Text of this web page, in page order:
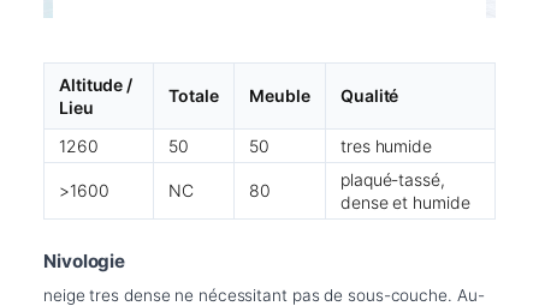
Altitude /
Lieu
Totale Meuble Qualité
1260 50 50 tres humide
>1600 NC 80
plaqué-tassé,
dense et humide
Nivologie
neige tres dense ne nécessitant pas de sous-couche. Au-